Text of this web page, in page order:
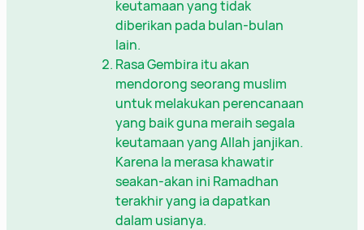
keutamaan yang tidak
diberikan pada bulan-bulan
lain.
Rasa Gembira itu akan
mendorong seorang muslim
untuk melakukan perencanaan
yang baik guna meraih segala
keutamaan yang Allah janjikan.
Karena Ia merasa khawatir
seakan-akan ini Ramadhan
terakhir yang ia dapatkan
dalam usianya.